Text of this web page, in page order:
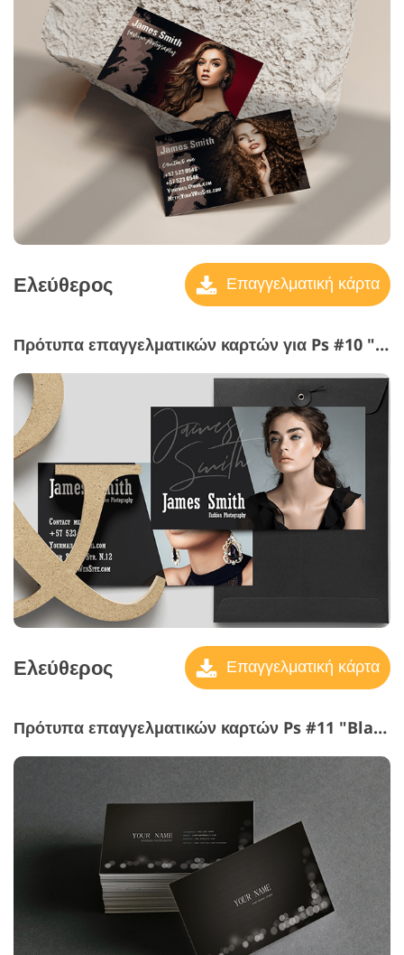
Ελεύθερος Επαγγελματική κάρτα
Πρότυπα επαγγελματικών καρτών για Ps #10 "Glamorous"
Ελεύθερος Επαγγελματική κάρτα
Πρότυπα επαγγελματικών καρτών Ps #11 "Black Aesthetics"